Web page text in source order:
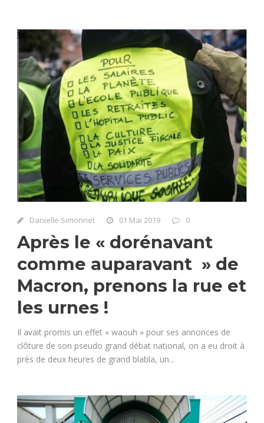
Danielle Simonnet 01 Mai 2019 0
Après le « dorénavant
comme auparavant » de
Macron, prenons la rue et
les urnes !
Il avait promis un effet « waouh » pour ses annonces de
clôture de son pseudo grand débat national, on a eu droit à
près de deux heures de grand blabla, un...